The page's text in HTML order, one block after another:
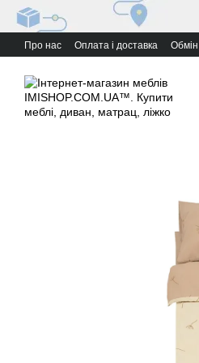
Перейти до основного контенту
Про нас Оплата і доставка